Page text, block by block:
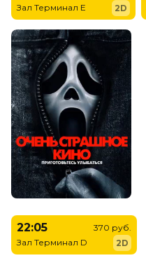
Зал Терминал E
2D
22:05
Зал Терминал D
370 руб.
2D